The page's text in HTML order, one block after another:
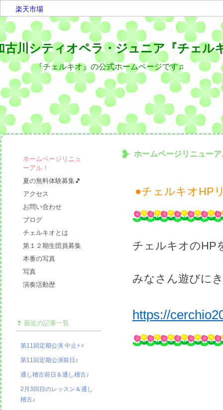
楽天市場
古川シティオペラ・ジュニア『チェル
『チェルキオ』の公式ホームページです♫
ホームページリニュー
●チェルキオHP
チェルキオのHP
みなさん遊びに
https://
ホームページリニュ
ーアル！
夏の無料体験募集🎵
アクセス
お問い合わせ
ブログ
チェルキオとは
第１２期生団員募集
本番の写真
写真
演奏活動歴
最近の記事一覧
第11回定期公演 中止⚡⚡
第11回定期公演前日♪
通し稽古前日＆通し稽古♪
2月3回目のレッスン＆通し
稽古♪